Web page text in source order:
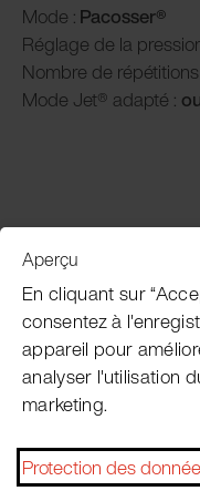
Mode : Pacosser®
Réglage de la
Nombre de
Mode Jet® adapté :
Service clientèle
Subscribe Pacojet
Would you like to be
Aperçu
En cliquant sur
consentez à
appareil pour
analyser l'utilisation
marketing.
Protection des